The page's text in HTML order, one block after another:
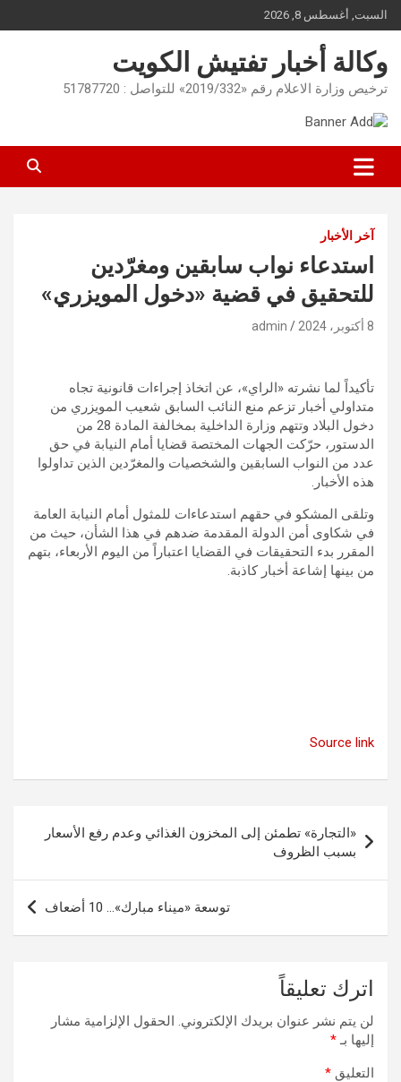
Skip
to
content
السبت, أغسطس 8, 2026
وكالة أخبار تفتيش الكويت
ترخيص وزارة الاعلام رقم «2019/332» للتواصل : 51787720
آخر الأخبار
استدعاء نواب سابقين ومغرّدين
للتحقيق في قضية «دخول المويزري»
8 أكتوبر، 2024 admin
تأكيداً لما نشرته «الراي»، عن اتخاذ إجراءات قانونية تجاه
متداولي أخبار تزعم منع النائب السابق شعيب المويزري من
دخول البلاد وتتهم وزارة الداخلية بمخالفة المادة 28 من
الدستور، حرّكت الجهات المختصة قضايا أمام النيابة في حق
عدد من النواب السابقين والشخصيات والمغرّدين الذين تداولوا
هذه الأخبار.
وتلقى المشكو في حقهم استدعاءات للمثول أمام النيابة العامة
في شكاوى أمن الدولة المقدمة ضدهم في هذا الشأن، حيث من
المقرر بدء التحقيقات في القضايا اعتباراً من اليوم الأربعاء، بتهم
من بينها إشاعة أخبار كاذبة.
Source link
المقالات
«التجارة» تطمئن إلى المخزون الغذائي وعدم رفع الأسعار
بسبب الظروف
توسعة «ميناء مبارك»… 10 أضعاف
اترك تعليقاً
لن يتم نشر عنوان بريدك الإلكتروني. الحقول الإلزامية مشار
إليها بـ*
التعليق *